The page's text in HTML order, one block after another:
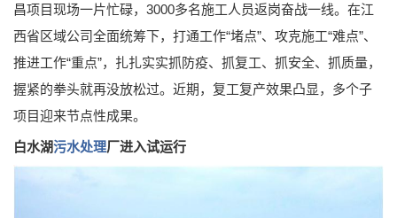
昌项目现场一片忙碌，3000多名施工人员返岗奋战一线。在江
西省区域公司全面统筹下，打通工作“堵点”、攻克施工“难点”、
推进工作“重点”，扎扎实实抓防疫、抓复工、抓安全、抓质量，
握紧的拳头就再没放松过。近期，复工复产效果凸显，多个子
项目迎来节点性成果。
白水湖污水处理厂进入试运行